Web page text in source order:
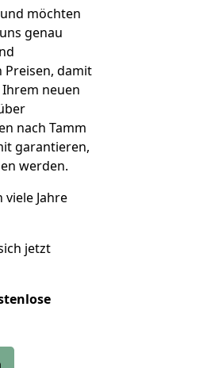
möchten
genau
Preisen, damit
neuen
nach Tamm
garantieren,
werden.
Jahre
jetzt